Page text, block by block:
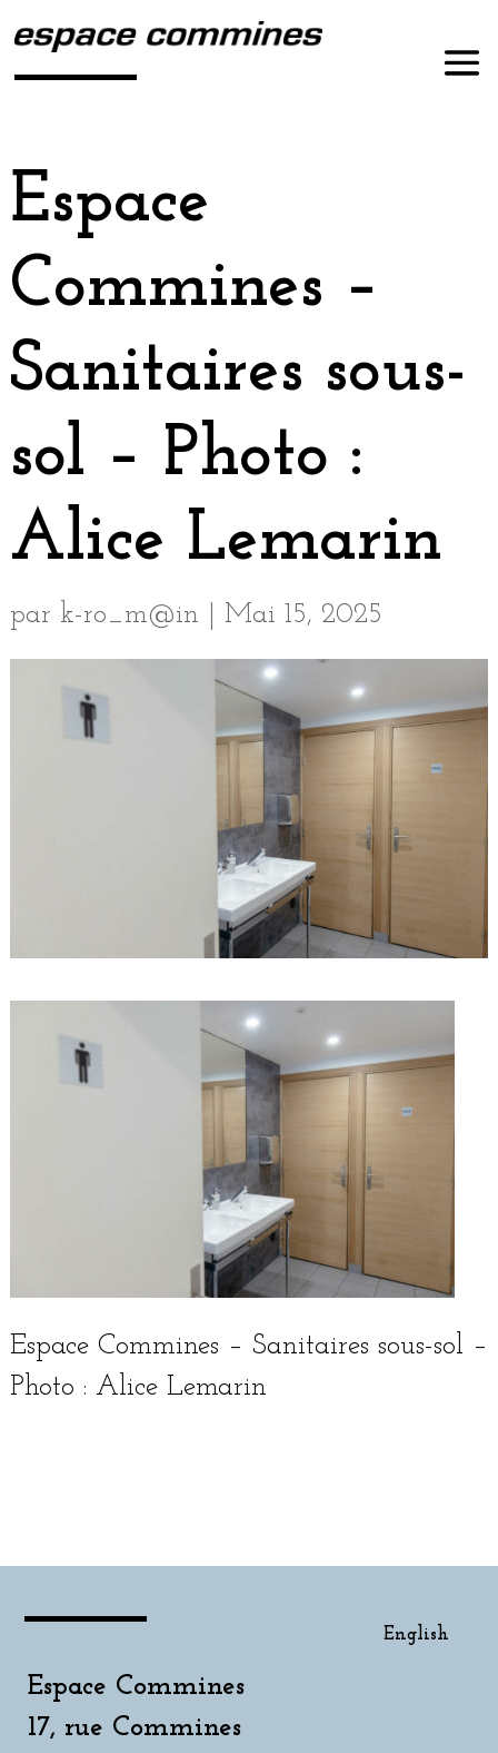
Espace
Commines –
Sanitaires sous-
sol – Photo :
Alice Lemarin
par k-ro_m@in Mai 15, 2025
Espace Commines – Sanitaires sous-sol –
Photo : Alice Lemarin
Espace Commines
17, rue Commines
English